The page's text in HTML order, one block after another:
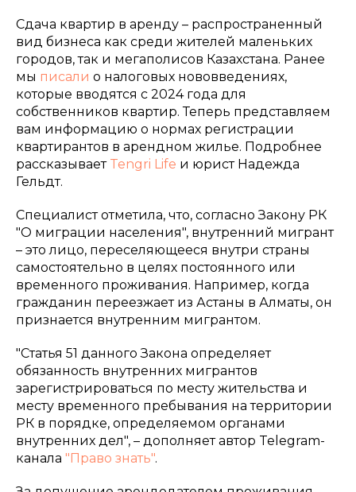
Сдача квартир в аренду – распространенный
вид бизнеса как среди жителей маленьких
городов, так и мегаполисов Казахстана. Ранее
мы писали о налоговых нововведениях,
которые вводятся с 2024 года для
собственников квартир. Теперь представляем
вам информацию о нормах регистрации
квартирантов в арендном жилье. Подробнее
рассказывает Tengri Life и юрист Надежда
Гельдт.
Специалист отметила, что, согласно Закону РК
"О миграции населения", внутренний мигрант
– это лицо, переселяющееся внутри страны
самостоятельно в целях постоянного или
временного проживания. Например, когда
гражданин переезжает из Астаны в Алматы, он
признается внутренним мигрантом.
"Статья 51 данного Закона определяет
обязанность внутренних мигрантов
зарегистрироваться по месту жительства и
месту временного пребывания на территории
РК в порядке, определяемом органами
внутренних дел", – дополняет автор Telegram-
канала "Право знать".